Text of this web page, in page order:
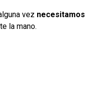
vez necesitamos
la mano.